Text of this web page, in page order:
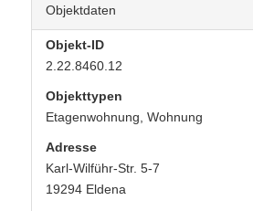
Objektdaten
Objekt-ID
2.22.8460.12
Objekttypen
Etagenwohnung, Wohnung
Adresse
Karl-Wilführ-Str. 5-7
19294 Eldena